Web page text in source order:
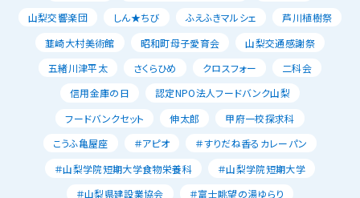
山梨交響楽団
しん★ちび ふえふきマルシェ
芦川植樹祭
韮崎大村美術館
昭和町母子愛育会
山梨交通感謝祭
五緒川津平太
さくらひめ クロスフォー
二科会
信用金庫の日
認定NPO法人フードバンク山梨
フードバンクセット
伸太郎
甲府一校探求科
こうふ亀屋座
＃アピオ
＃すりだね香るカレーパン
＃山梨学院短期大学食物栄養科
＃山梨学院短期大学
＃山梨県建設業協会
＃富士眺望の湯ゆらり